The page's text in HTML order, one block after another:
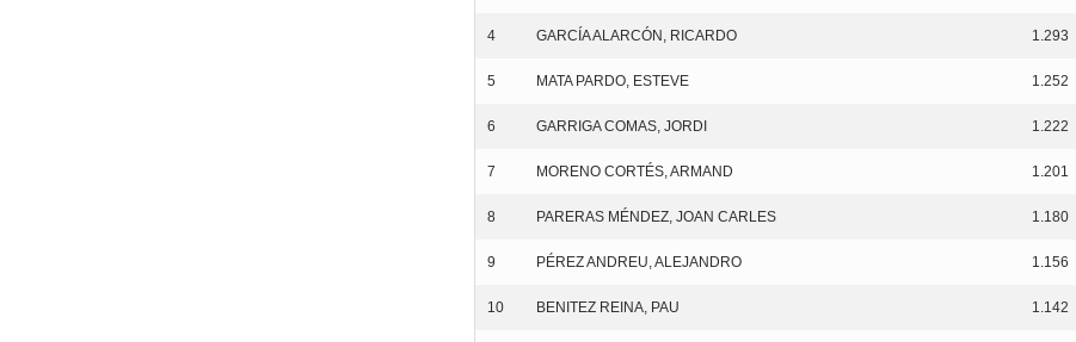
4 GARCÍA ALARCÓN, RICARDO 1.293
5 MATA PARDO, ESTEVE 1.252
6 GARRIGA COMAS, JORDI 1.222
7 MORENO CORTÉS, ARMAND 1.201
8 PARERAS MÉNDEZ, JOAN CARLES 1.180
9 PÉREZ ANDREU, ALEJANDRO 1.156
10 BENITEZ REINA, PAU 1.142